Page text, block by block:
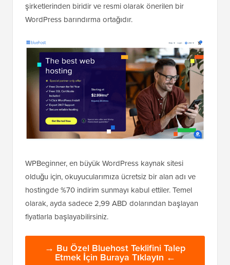
şirketlerinden biridir ve resmi olarak önerilen bir
WordPress barındırma ortağıdır.
WPBeginner, en büyük WordPress kaynak sitesi
olduğu için, okuyucularımıza ücretsiz bir alan adı ve
hostingde %70 indirim sunmayı kabul ettiler. Temel
olarak, ayda sadece 2,99 ABD dolarından başlayan
fiyatlarla başlayabilirsiniz.
→ Bu Özel Bluehost Teklifini Talep
Etmek İçin Buraya Tıklayın ←